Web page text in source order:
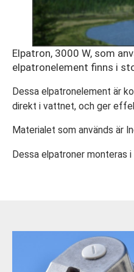
Elpatron, 3000 W, som
elpatronelement finns i
Dessa elpatronelement är
direkt i vattnet, och ger
Materialet som används är
Dessa elpatroner monteras